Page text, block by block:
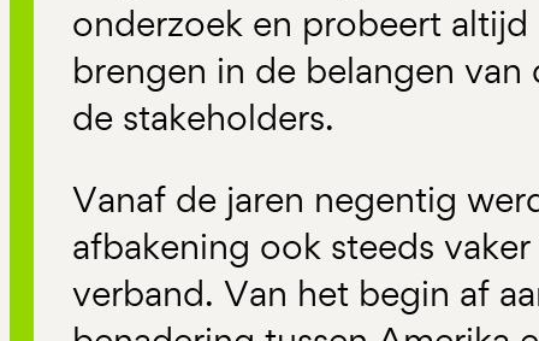
onderzoek en probeert
brengen in de belangen van
de stakeholders.
Vanaf de jaren negentig
afbakening ook steeds
verband. Van het begin af